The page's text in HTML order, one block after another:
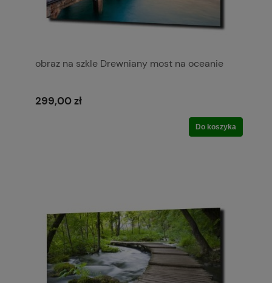
obraz na szkle Drewniany most na oceanie
299,00 zł
Do koszyka